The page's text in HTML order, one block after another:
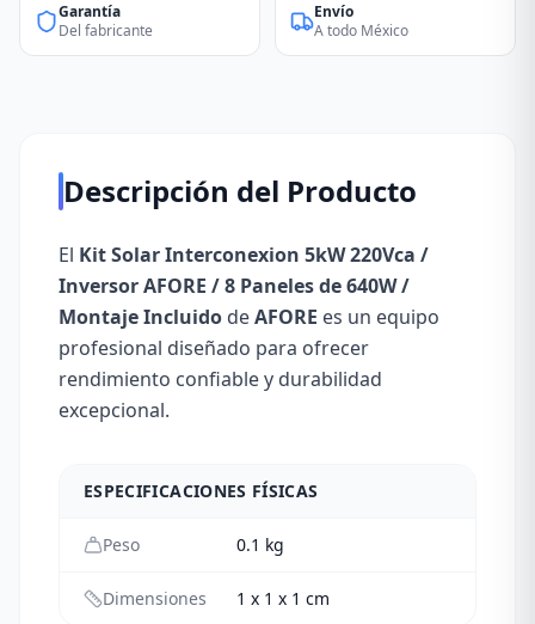
Garantía
Del fabricante
Envío
A todo México
Descripción del Producto
El Kit Solar Interconexion 5kW 220Vca /
Inversor AFORE / 8 Paneles de 640W /
Montaje Incluido deAFORE es un equipo
profesional diseñado para ofrecer
rendimiento confiable y durabilidad
excepcional.
ESPECIFICACIONES FÍSICAS
Peso 0.1 kg
Dimensiones 1 x 1 x 1 cm